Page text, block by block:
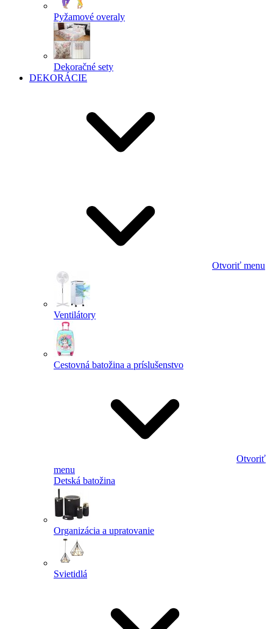
Pyžamové overaly
Dekoračné sety
DEKORÁCIE
Otvoriť menu
Ventilátory
Cestovná batožina a príslušenstvo
Otvoriť
menu
Detská batožina
Organizácia a upratovanie
Svietidlá